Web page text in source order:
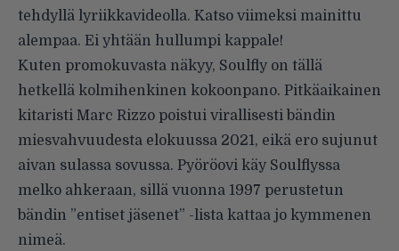
tehdyllä lyriikkavideolla. Katso viimeksi mainittu
alempaa. Ei yhtään hullumpi kappale!
Kuten promokuvasta näkyy, Soulfly on tällä
hetkellä kolmihenkinen kokoonpano. Pitkäaikainen
kitaristi Marc Rizzo poistui virallisesti bändin
miesvahvuudesta elokuussa 2021, eikä ero sujunut
aivan sulassa sovussa. Pyöröovi käy Soulflyssa
melko ahkeraan, sillä vuonna 1997 perustetun
bändin ”entiset jäsenet” -lista kattaa jo kymmenen
nimeä.